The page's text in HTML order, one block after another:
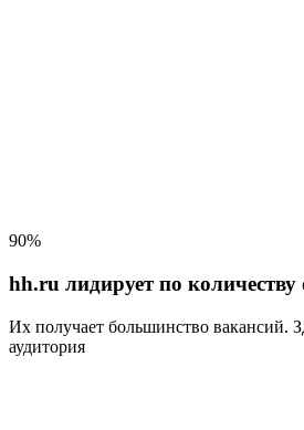
90%
hh.ru лидирует по количеству
Их получает большинство вакансий.
аудитория